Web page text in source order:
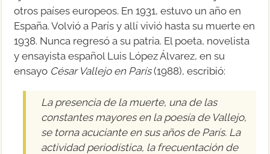
otros países europeos. En 1931, estuvo un año en
España. Volvió a París y allí vivió hasta su muerte en
1938. Nunca regresó a su patria. El poeta, novelista
y ensayista español Luis López Álvarez, en su
ensayo César Vallejo en París(1988), escribió:
La presencia de la muerte, una de las
constantes mayores en la poesía de Vallejo,
se torna acuciante en sus años de París. La
actividad periodística, la frecuentación de